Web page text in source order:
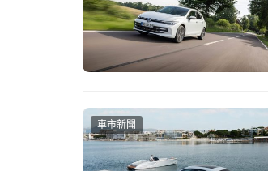
主辦單位表示，大肚山地區匯
界」特色展區，展示多國風味
歡笑與交流拉近彼此距離。
車市新聞